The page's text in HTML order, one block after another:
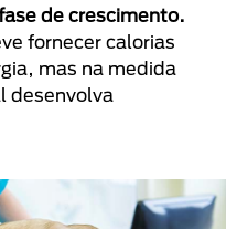
de crescimento.
fornecer calorias
mas na medida
desenvolva